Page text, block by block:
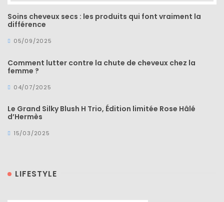
Soins cheveux secs : les produits qui font vraiment la
différence
05/09/2025
Comment lutter contre la chute de cheveux chez la
femme ?
04/07/2025
Le Grand Silky Blush H Trio, Édition limitée Rose Hâlé
d’Hermès
15/03/2025
LIFESTYLE